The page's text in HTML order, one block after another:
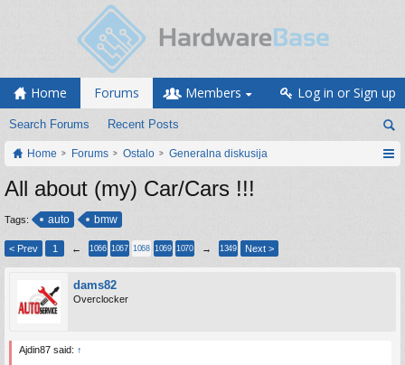
Home Forums
Search Forums Recent Posts
Members Log in or Sign up
Home Forums Ostalo Generalna diskusija
All about (my) Car/Cars !!!
Tags: auto bmw
< Prev 1 ← 1066 1067 1068 1069 1070 → 1349 Next >
dams82
Overclocker
Ajdin87 said: ↑